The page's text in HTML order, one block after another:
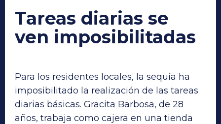
Tareas diarias se
ven imposibilitadas
Para los residentes locales, la sequía ha
imposibilitado la realización de las tareas
diarias básicas. Gracita Barbosa, de 28
años, trabaja como cajera en una tienda